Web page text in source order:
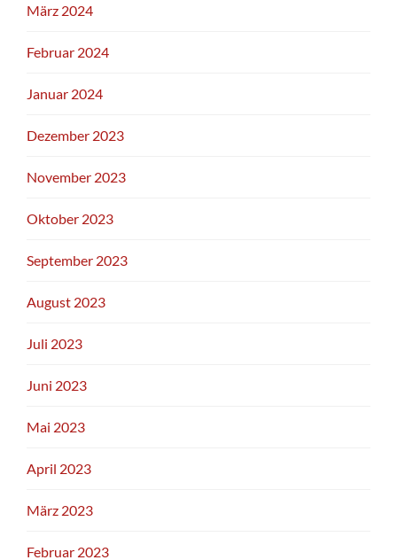
März 2024
Februar 2024
Januar 2024
Dezember 2023
November 2023
Oktober 2023
September 2023
August 2023
Juli 2023
Juni 2023
Mai 2023
April 2023
März 2023
Februar 2023